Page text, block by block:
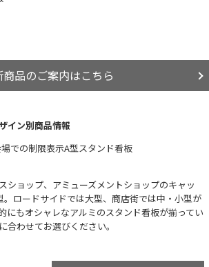
商品のご案内はこちら
イン別商品情報
ショップ、アミューズメントショップのキャッ
。ロードサイドでは大型、商店街では中・小型が
にもオシャレなアルミのスタンド看板が揃ってい
合わせてお選びください。